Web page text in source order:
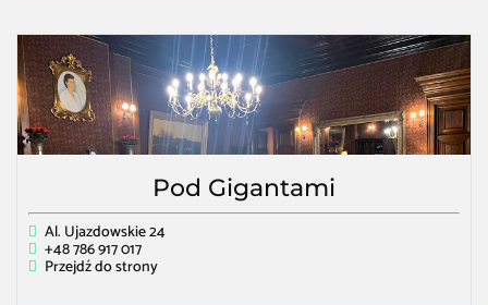
Pod Gigantami
Al. Ujazdowskie 24
+48 786 917 017
Przejdź do strony